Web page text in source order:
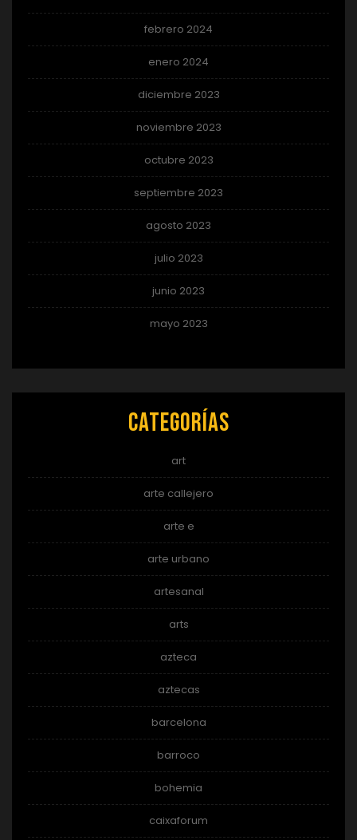
febrero 2024
enero 2024
diciembre 2023
noviembre 2023
octubre 2023
septiembre 2023
agosto 2023
julio 2023
junio 2023
mayo 2023
Categorías
art
arte callejero
arte e
arte urbano
artesanal
arts
azteca
aztecas
barcelona
barroco
bohemia
caixaforum